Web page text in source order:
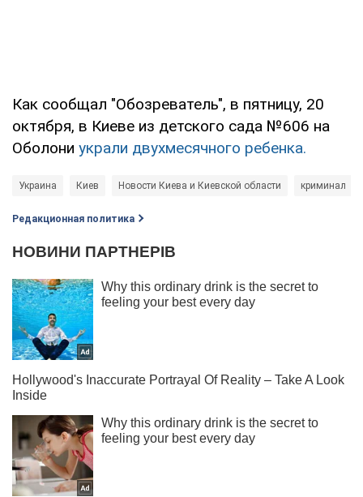
Как сообщал "Обозреватель", в пятницу, 20
октября, в Киеве из детского сада №606 на
Оболони украли двухмесячного ребенка.
Украина Киев Новости Киева и Киевской области криминал
Редакционная политика